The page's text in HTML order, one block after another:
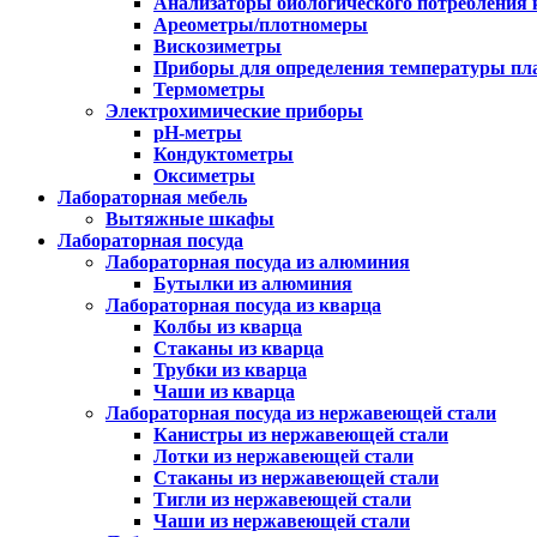
Ареометры/плотномеры
Вискозиметры
Приборы для определения температуры
Термометры
Электрохимические приборы
pH-метры
Кондуктометры
Оксиметры
Лабораторная мебель
Вытяжные шкафы
Лабораторная посуда
Лабораторная посуда из алюминия
Бутылки из алюминия
Лабораторная посуда из кварца
Колбы из кварца
Стаканы из кварца
Трубки из кварца
Чаши из кварца
Лабораторная посуда из нержавеющей стали
Канистры из нержавеющей стали
Лотки из нержавеющей стали
Стаканы из нержавеющей стали
Тигли из нержавеющей стали
Чаши из нержавеющей стали